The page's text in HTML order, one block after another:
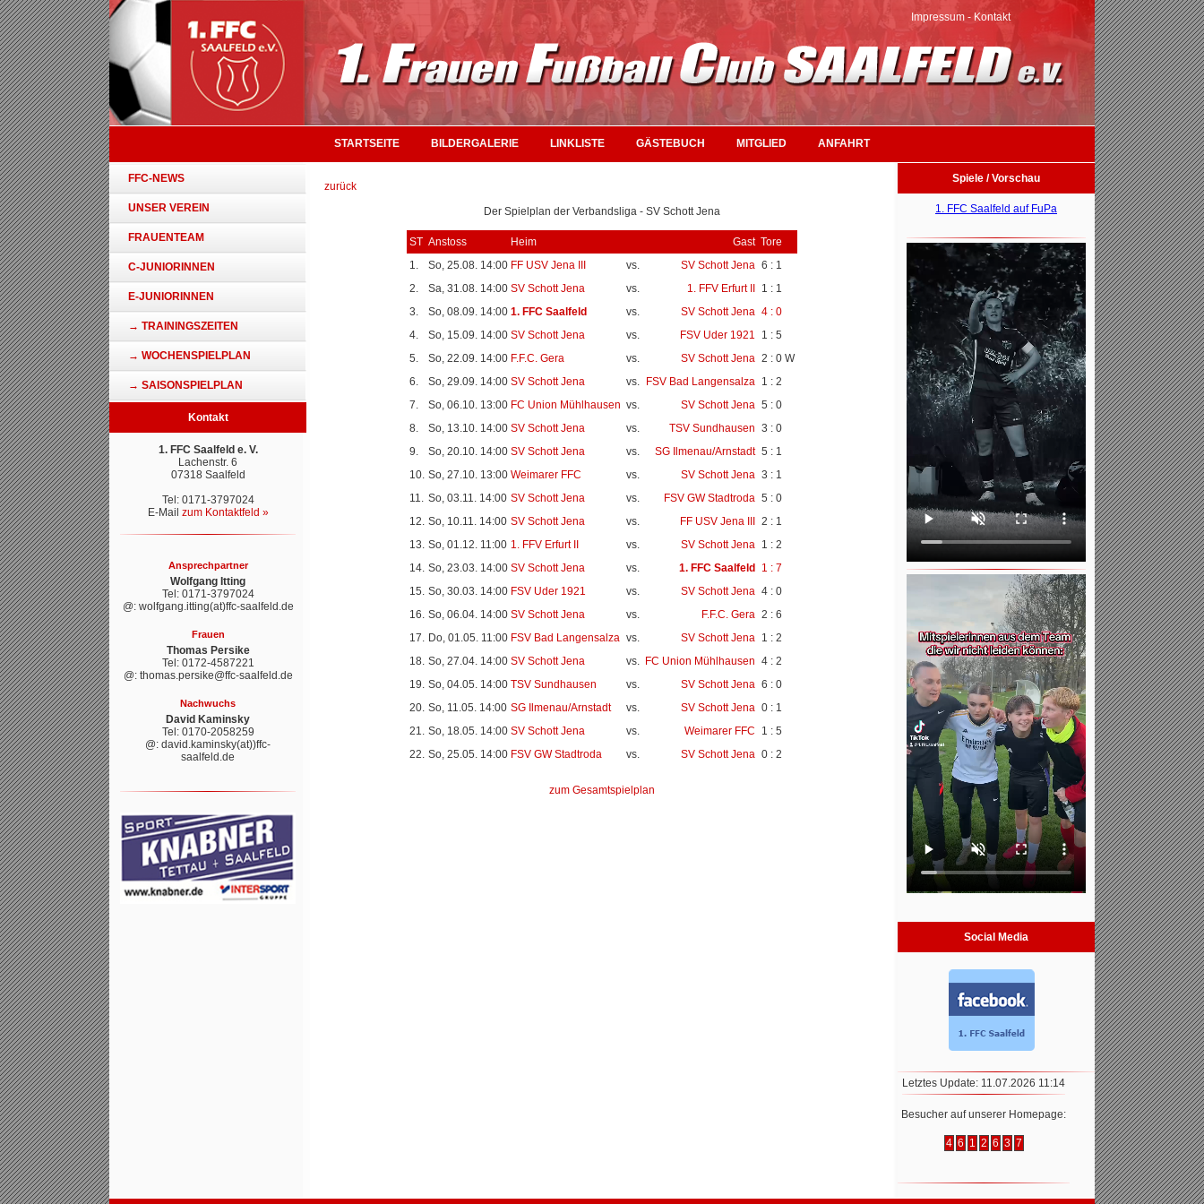
Impressum - Kontakt
STARTSEITE BILDERGALERIE LINKLISTE GÄSTEBUCH MITGLIED ANFAHRT
FFC-NEWS
UNSER VEREIN
FRAUENTEAM
C-JUNIORINNEN
E-JUNIORINNEN
→ TRAININGSZEITEN
→ WOCHENSPIELPLAN
→ SAISONSPIELPLAN
Kontakt
1. FFC Saalfeld e. V.
Lachenstr. 6
07318 Saalfeld
Tel: 0171-3797024
E-Mail zum Kontaktfeld »
Ansprechpartner
Wolfgang Itting
Tel: 0171-3797024
@: wolfgang.itting(at)ffc-saalfeld.de
Frauen
Thomas Persike
Tel: 0172-4587221
@: thomas.persike@ffc-saalfeld.de
Nachwuchs
David Kaminsky
Tel: 0170-2058259
@: david.kaminsky(at))ffc-
saalfeld.de
zurück
Der Spielplan der Verbandsliga - SV Schott Jena
ST Anstoss Heim Gast Tore
1.
So, 25.08. 14:00 FF USV Jena III vs. SV Schott Jena 6 : 1
2.
Sa, 31.08. 14:00 SV Schott Jena vs. 1. FFV Erfurt II
1 : 1
3.
So, 08.09. 14:00 1. FFC Saalfeld vs. SV Schott Jena 4 : 0
4.
So, 15.09. 14:00 SV Schott Jena vs. FSV Uder 1921
1 : 5
5.
So, 22.09. 14:00 F.F.C. Gera vs. SV Schott Jena 2 : 0 W
6.
So, 29.09. 14:00 SV Schott Jena vs. FSV Bad Langensalza 1 : 2
7.
So, 06.10. 13:00 FC Union Mühlhausen vs. SV Schott Jena 5 : 0
8.
So, 13.10. 14:00 SV Schott Jena vs. TSV Sundhausen 3 : 0
9.
So, 20.10. 14:00 SV Schott Jena vs. SG Ilmenau/Arnstadt 5 : 1
10. So, 27.10. 13:00 Weimarer FFC vs. SV Schott Jena 3 : 1
11. So, 03.11. 14:00 SV Schott Jena vs. FSV GW Stadtroda 5 : 0
12. So, 10.11. 14:00 SV Schott Jena vs. FF USV Jena III
2 : 1
13. So, 01.12. 11:00 1. FFV Erfurt II vs. SV Schott Jena 1 : 2
14. So, 23.03. 14:00 SV Schott Jena vs. 1. FFC Saalfeld
1 : 7
15. So, 30.03. 14:00 FSV Uder 1921 vs. SV Schott Jena 4 : 0
16. So, 06.04. 14:00 SV Schott Jena vs. F.F.C. Gera 2 : 6
17. Do, 01.05. 11:00 FSV Bad Langensalza vs. SV Schott Jena 1 : 2
18. So, 27.04. 14:00 SV Schott Jena vs. FC Union Mühlhausen 4 : 2
19. So, 04.05. 14:00 TSV Sundhausen vs. SV Schott Jena 6 : 0
20. So, 11.05. 14:00 SG Ilmenau/Arnstadt vs. SV Schott Jena 0 : 1
21. So, 18.05. 14:00 SV Schott Jena vs. Weimarer FFC
1 : 5
22. So, 25.05. 14:00 FSV GW Stadtroda vs. SV Schott Jena 0 : 2
zum Gesamtspielplan
Spiele / Vorschau
1. FFC Saalfeld auf FuPa
Social Media
Letztes Update: 11.07.2026 11:14
Besucher auf unserer Homepage:
4 6 1 2 6 3 7